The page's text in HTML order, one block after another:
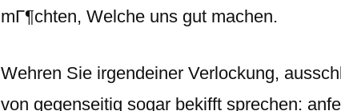
mГ¶chten, Welche uns gut machen.
Wehren Sie irgendeiner Verlockung,
von gegenseitig sogar bekifft sprechen: